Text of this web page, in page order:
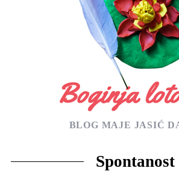
BLOG MAJE JASIĆ
Spontanost